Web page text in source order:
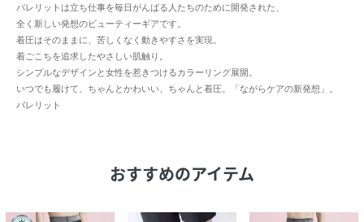
バレリットは立ち仕事を毎日がんばる人たちのために開発された、
全く新しい発想のビューティーギアです。
着圧はそのままに、苦しくなく動きやすさを実現。
着ごこちを追求したやさしい肌触り。
シンプルなデザインと女性を惹きつけるカラーリング展開。
いつでも履けて、ちゃんとかわいい、ちゃんと着圧。「ながらケアの新発想」。
バレリット
おすすめのアイテム